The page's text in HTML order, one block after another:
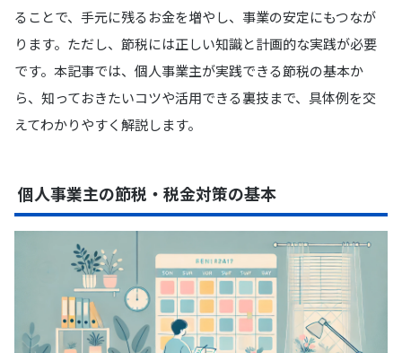
ることで、手元に残るお金を増やし、事業の安定にもつなが
ります。ただし、節税には正しい知識と計画的な実践が必要
です。本記事では、個人事業主が実践できる節税の基本か
ら、知っておきたいコツや活用できる裏技まで、具体例を交
えてわかりやすく解説します。
個人事業主の節税・税金対策の基本